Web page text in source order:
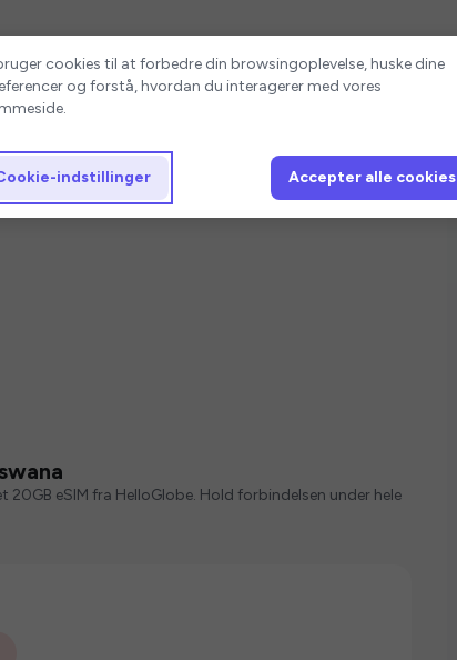
eSIM fra HelloGlobe. Hold forbindelsen under hele
indstillinger
cookies til at forbedre din browsingoplevelse, huske dine
og forstå, hvordan du interagerer med vores
indstillinger Accepter alle cookies